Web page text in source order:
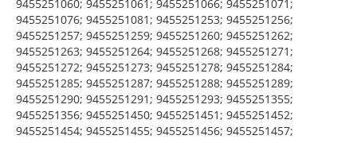
9455251060; 9455251061; 9455251066; 9455251071;
9455251076; 9455251081; 9455251253; 9455251256;
9455251257; 9455251259; 9455251260; 9455251262;
9455251263; 9455251264; 9455251268; 9455251271;
9455251272; 9455251273; 9455251278; 9455251284;
9455251285; 9455251287; 9455251288; 9455251289;
9455251290; 9455251291; 9455251293; 9455251355;
9455251356; 9455251450; 9455251451; 9455251452;
9455251454; 9455251455; 9455251456; 9455251457;